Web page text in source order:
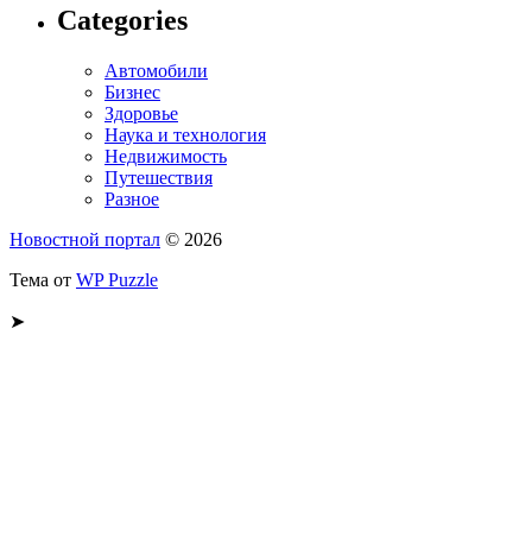
Categories
Автомобили
Бизнес
Здоровье
Наука и технология
Недвижимость
Путешествия
Разное
Новостной портал © 2026
Тема от WP Puzzle
➤